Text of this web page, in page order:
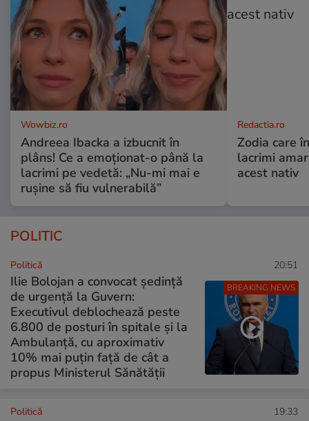
Wowbiz.ro
Andreea Ibacka a izbucnit în
plâns! Ce a emoționat-o până la
lacrimi pe vedetă: „Nu-mi mai e
rușine să fiu vulnerabilă”
Redactia.ro
Zodia care
lacrimi
acest nativ
POLITIC
BREAKING NEWS
Politică 20:51
Ilie Bolojan a convocat ședință
de urgență la Guvern:
Executivul deblochează peste
6.800 de posturi în spitale și la
Ambulanță, cu aproximativ
10% mai puțin față de cât a
propus Ministerul Sănătății
Politică 19:33